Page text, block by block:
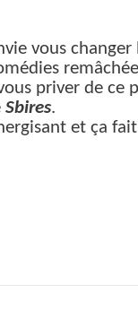
vous
priver de ce
Sbires.
et ça